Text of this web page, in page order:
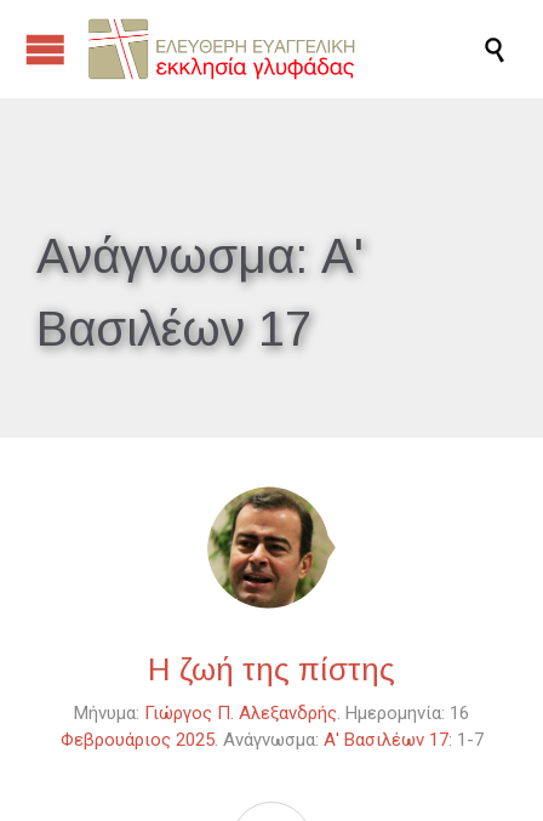

Ανάγνωσμα: Α'
Βασιλέων 17
Η ζωή της πίστης
Μήνυμα: Γιώργος Π. Αλεξανδρής. Ημερομηνία: 16
Φεβρουάριος 2025. Ανάγνωσμα: Α' Βασιλέων 17: 1-7